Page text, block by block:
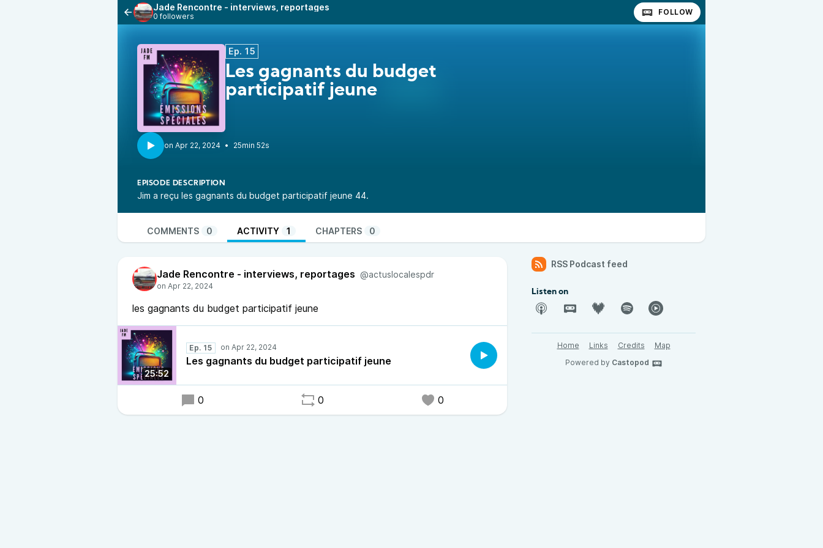
Jade Rencontre - interviews, reportages
0 followers FOLLOW
Ep. 15
Les gagnants du budget
participatif jeune
• 25min 52s
EPISODE DESCRIPTION
Jim a reçu les gagnants du budget participatif jeune 44.
COMMENTS 0 ACTIVITY 1 CHAPTERS 0
Jade Rencontre - interviews, reportages @actuslocalespdr
les gagnants du budget participatif jeune
25:52
Ep. 15
Les gagnants du budget participatif jeune
0 0 0
RSS Podcast feed
Listen on
Home Links Credits
Map
Powered by Castopod